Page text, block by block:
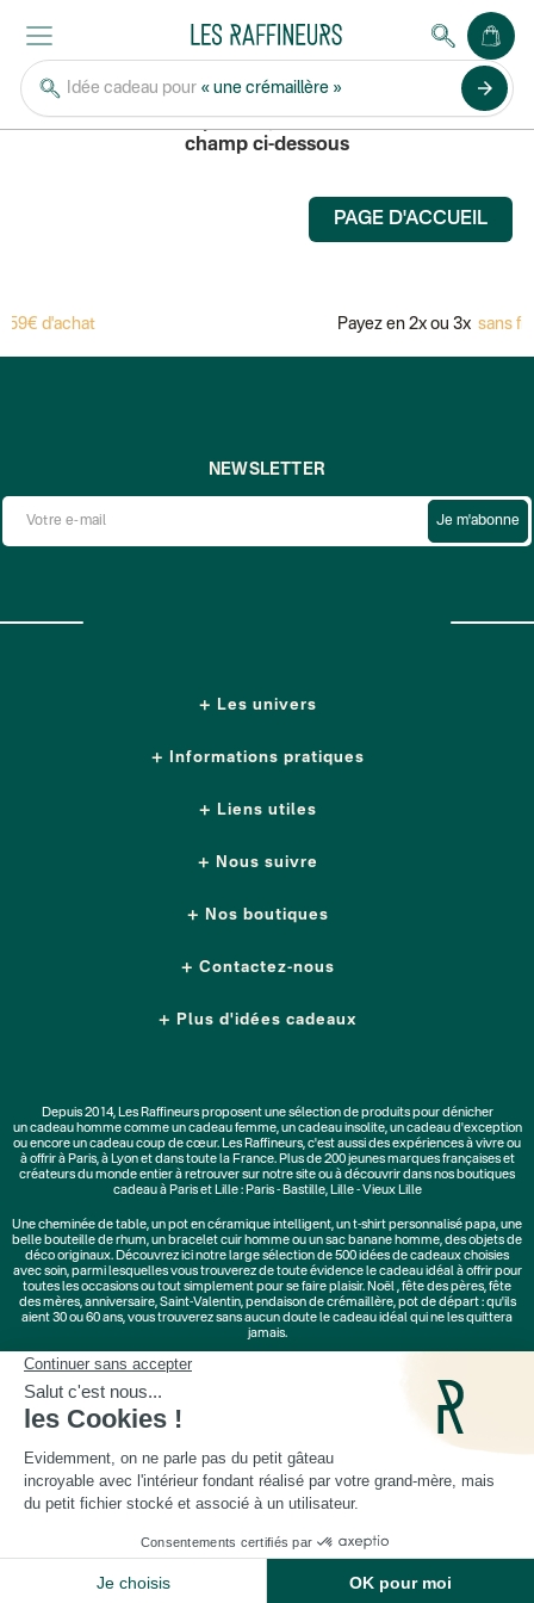
Idée cadeau pour « une crémaillère » arrow_forward
GEAR INFUSION
Pour rechercher un produit, saisissez son nom dans le
champ ci-dessous
PAGE D'ACCUEIL
59€ d'achat Payez en 2x ou 3x sans
Les univers
Informations pratiques
Liens utiles
NEWSLETTER
Je m'abonne
Nous suivre
Nos boutiques
Contactez-nous
Plus d'idées cadeaux
Depuis 2014, Les Raffineurs proposent une sélection de produits pour dénicher
uncadeau hommecomme un cadeau femme, uncadeau insolite, uncadeau d'exception
ou encore un cadeau coup de cœur. Les Raffineurs, c'est aussi desexpériences à vivreou
à offrir à Paris, à Lyon et dans toute la France. Plus de200 jeunes marquesfrançaises et
créateurs du monde entier à retrouver sur notre site ou à découvrir dans nos boutiques
cadeau à Paris et Lille : Paris - Bastille, Lille - Vieux Lille
Unecheminée de table, unpot en céramique intelligent, unt-shirt personnalisé papa, une
belle bouteille de rhum, un bracelet cuir hommeou unsac banane homme, desobjets de
déco originaux. Découvrez ici notre large sélection de500 idées de cadeauxchoisies
avec soin, parmi lesquelles vous trouverez de toute évidence le cadeau idéal à offrir pour
toutes les occasions ou tout simplement pour se faire plaisir. Noël,fête des pères,fête
des mères,anniversaire,Saint-Valentin,pendaison de crémaillère, pot de départ : qu'ils
aient 30 ou 60 ans, vous trouverez sans aucun doute le cadeau idéal qui ne les quittera
jamais.
Cadeaux Saint-Valentin|Cadeaux Fête des Grands-Mères
Cadeaux Fête des Pères
Cadeaux Secret Santa
© Les Raffineurs 2014-2026 | Mentions légales-Cookies-Politique de confidentialité